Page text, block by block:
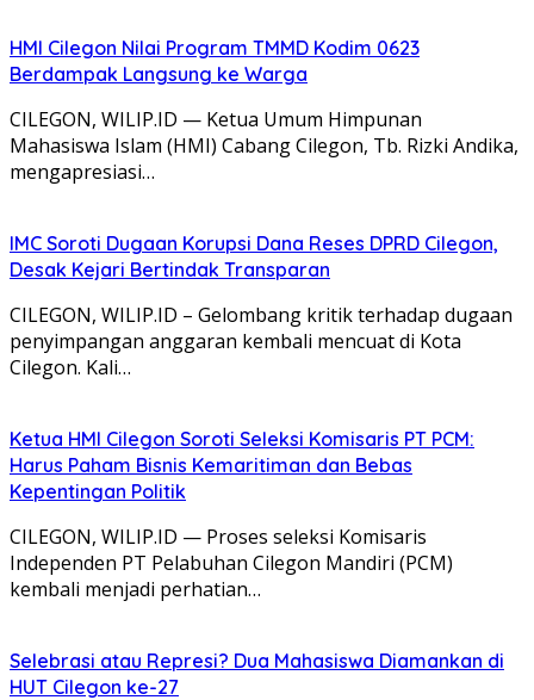
HMI Cilegon Nilai Program TMMD Kodim 0623
Berdampak Langsung ke Warga
CILEGON, WILIP.ID — Ketua Umum Himpunan
Mahasiswa Islam (HMI) Cabang Cilegon, Tb. Rizki Andika,
mengapresiasi…
IMC Soroti Dugaan Korupsi Dana Reses DPRD Cilegon,
Desak Kejari Bertindak Transparan
CILEGON, WILIP.ID – Gelombang kritik terhadap dugaan
penyimpangan anggaran kembali mencuat di Kota
Cilegon. Kali…
Ketua HMI Cilegon Soroti Seleksi Komisaris PT PCM:
Harus Paham Bisnis Kemaritiman dan Bebas
Kepentingan Politik
CILEGON, WILIP.ID — Proses seleksi Komisaris
Independen PT Pelabuhan Cilegon Mandiri (PCM)
kembali menjadi perhatian…
Selebrasi atau Represi? Dua Mahasiswa Diamankan di
HUT Cilegon ke-27